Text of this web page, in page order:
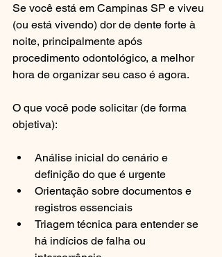
Se você está em Campinas SP e viveu
(ou está vivendo) dor de dente forte à
noite, principalmente após
procedimento odontológico, a melhor
hora de organizar seu caso é agora.
O que você pode solicitar (de forma
objetiva):
Análise inicial do cenário e
definição do que é urgente
Orientação sobre documentos e
registros essenciais
Triagem técnica para entender se
há indícios de falha ou